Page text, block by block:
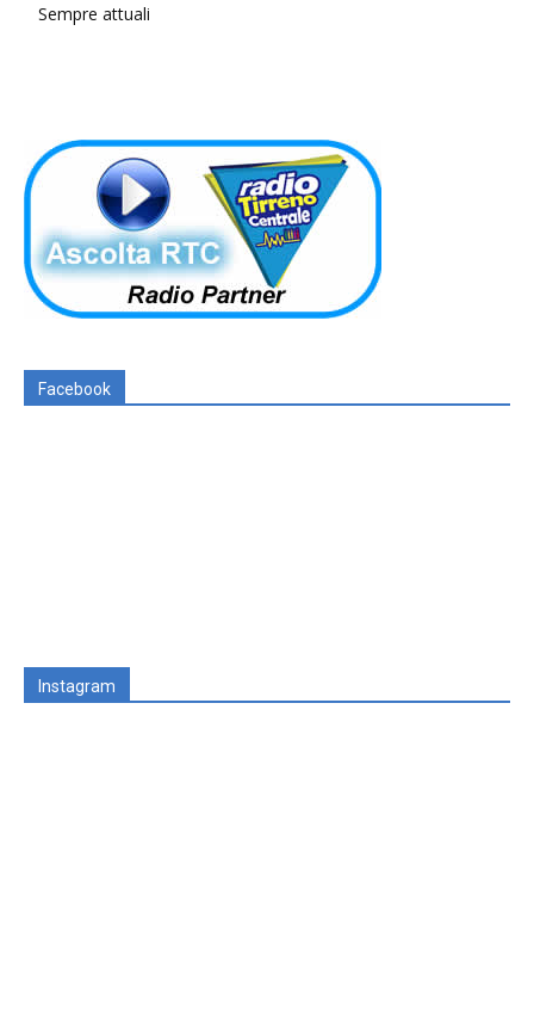
Sempre attuali
Facebook
Instagram